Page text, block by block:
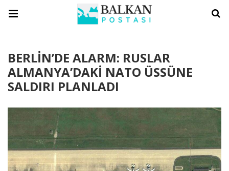
BERLİN’DE ALARM: RUSLAR
ALMANYA’DAKİ NATO ÜSSÜNE
SALDIRI PLANLADI